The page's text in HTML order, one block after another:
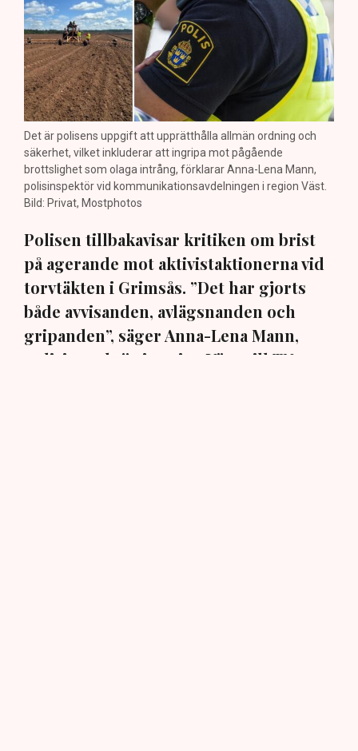
Det är polisens uppgift att upprätthålla allmän ordning och
säkerhet, vilket inkluderar att ingripa mot pågående
brottslighet som olaga intrång, förklarar Anna-Lena Mann,
polisinspektör vid kommunikationsavdelningen i region Väst.
Bild: Privat, Mostphotos
Polisen tillbakavisar kritiken om brist
på agerande mot aktivistaktionerna vid
torvtäkten i Grimsås. ”Det har gjorts
både avvisanden, avlägsnanden och
gripanden”, säger Anna-Lena Mann,
polisinspektör i region Väst, till TN.